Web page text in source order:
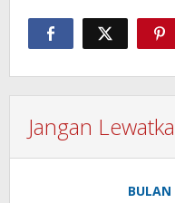
Jangan
BULAN